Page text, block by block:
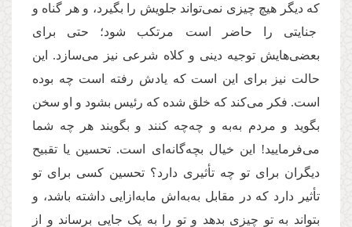
که دیگر هیچ چیزی نمی‌تواند جلویش را بگیرد، و هر گناه و
جنایتی را حاضر است مرتکب شود؛ حتی برای
بعضی‌هایش توجیه دینی و کلاه شرعی نیز می‌سازد. این
حالت نیز برای این است که یادش رفته است چه بوده
است. فکر می‌کند که خلق شده که رئیس بشود و او سخن
بگوید و مردم به‌به و چه‌چه کنند و بگویند هر چه شما
می‌فرمایید! این خیال بچه‌گانه‌ای است. تحسین یا تقبیح
دیگران برای تو چه تأثیری دارد؟ تحسین کسی برای تو
تأثیر دارد که در مقابل به‌به‌اش ما‌به‌ازایی داشته باشد، و
بتواند به تو چیزی بدهد و تو را به یک جایی برساند و از